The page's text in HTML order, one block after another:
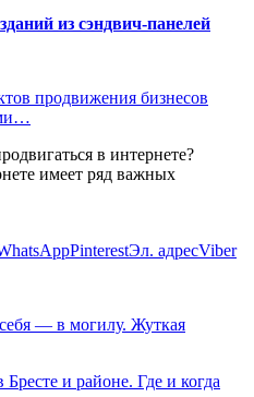
из сэндвич-панелей
продвижения бизнесов
в интернете?
имеет ряд важных
PinterestЭл. адресViber
— в могилу. Жуткая
и районе. Где и когда